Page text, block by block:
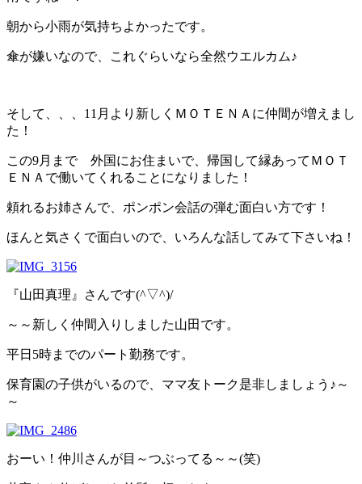
朝から小雨が気持ちよかったです。
傘が嫌いなので、これぐらいなら全然ウエルカム♪
そして、、、11月より新しくＭＯＴＥＮＡに仲間が増えまし
た！
この9月まで 外国にお住まいで、帰国して縁あってＭＯＴ
ＥＮＡで働いてくれることになりました！
頼れるお姉さんで、ポンポン会話の弾む面白い方です！
ほんと気さくで面白いので、いろんな話してみて下さいね！
『山田真理』さんです(^▽^)/
～～新しく仲間入りしました山田です。
平日5時までのパート勤務です。
保育園の子供がいるので、ママ友トーク是非しましょう♪～
～
おーい！仲川さんが目～つぶってる～～(笑)